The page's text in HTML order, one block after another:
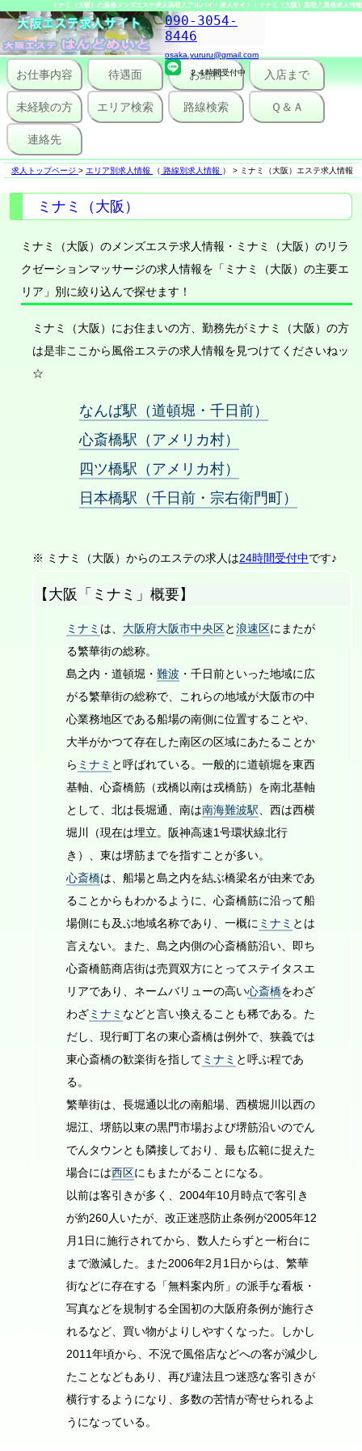
ミナミ（大阪）の風俗メンズエステ求人高収入アルバイト求人サイト｜ミナミ（大阪）高収入風俗求人情報
090-3054-
8446
osaka.yururu@gmail.com
２４時間受付中
お仕事内容 待遇面 お給料 入店まで
未経験の方 エリア検索 路線検索 Ｑ＆Ａ
連絡先
求人トップページ > エリア別求人情報 （ 路線別求人情報 ） > ミナミ（大阪）エステ求人情報
ミナミ（大阪）
ミナミ（大阪）のメンズエステ求人情報・ミナミ（大阪）のリラ
クゼーションマッサージの求人情報を「ミナミ（大阪）の主要エ
リア」別に絞り込んで探せます！
ミナミ（大阪）にお住まいの方、勤務先がミナミ（大阪）の方
は是非ここから風俗エステの求人情報を見つけてくださいねッ
☆
なんば駅（道頓堀・千日前）
心斎橋駅（アメリカ村）
四ツ橋駅（アメリカ村）
日本橋駅（千日前・宗右衛門町）
※ ミナミ（大阪）からのエステの求人は24時間受付中です♪
【大阪「ミナミ」概要】
ミナミ は、 大阪府大阪市中央区と浪速区にまたが
る繁華街の総称。
島之内・道頓堀・ 難波 ・千日前といった地域に広
がる繁華街の総称で、これらの地域が大阪市の中
心業務地区である船場の南側に位置することや、
大半がかつて存在した南区の区域にあたることか
ら ミナミ と呼ばれている。一般的に道頓堀を東西
基軸、心斎橋筋（戎橋以南は戎橋筋）を南北基軸
として、北は長堀通、南は南海難波駅 、西は西横
堀川（現在は埋立。阪神高速1号環状線北行
き）、東は堺筋までを指すことが多い。
心斎橋は、船場と島之内を結ぶ橋梁名が由来であ
ることからもわかるように、心斎橋筋に沿って船
場側にも及ぶ地域名称であり、一概に ミナミ とは
言えない。また、島之内側の心斎橋筋沿い、即ち
心斎橋筋商店街は売買双方にとってステイタスエ
リアであり、ネームバリューの高い心斎橋をわざ
わざミナミ などと言い換えることも稀である。た
だし、現行町丁名の東心斎橋は例外で、狭義では
東心斎橋の歓楽街を指して ミナミ と呼ぶ程であ
る。
繁華街は、長堀通以北の南船場、西横堀川以西の
堀江、堺筋以東の黒門市場および堺筋沿いのでん
でんタウンとも隣接しており、最も広範に捉えた
場合には西区にもまたがることになる。
以前は客引きが多く、2004年10月時点で客引き
が約260人いたが、改正迷惑防止条例が2005年12
月1日に施行されてから、数人たらずと一桁台に
まで激減した。また2006年2月1日からは、繁華
街などに存在する「無料案内所」の派手な看板・
写真などを規制する全国初の大阪府条例が施行さ
れるなど、買い物がよりしやすくなった。しかし
2011年頃から、不況で風俗店などへの客が減少し
たことなどもあり、再び違法且つ迷惑な客引きが
横行するようになり、多数の苦情が寄せられるよ
うになっている。